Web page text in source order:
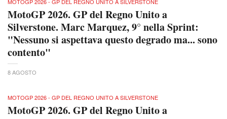
MotoGP 2026. GP del Regno Unito a
Silverstone. Marc Marquez, 9° nella Sprint:
"Nessuno si aspettava questo degrado ma... sono
contento"
8 AGOSTO
MOTOGP 2026 - GP DEL REGNO UNITO A SILVERSTONE
MotoGP 2026. GP del Regno Unito a